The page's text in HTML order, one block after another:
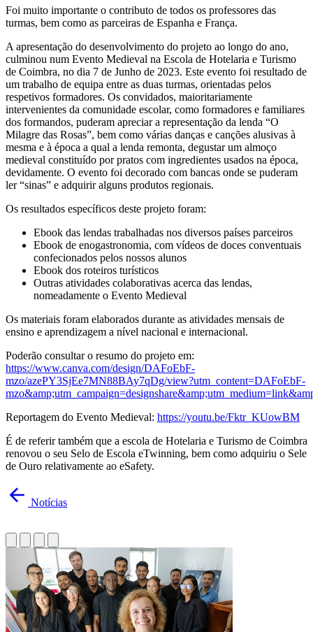
Foi muito importante o contributo de todos os professores das
turmas, bem como as parceiras de Espanha e França.
A apresentação do desenvolvimento do projeto ao longo do ano,
culminou num Evento Medieval na Escola de Hotelaria e Turismo
de Coimbra, no dia 7 de Junho de 2023. Este evento foi resultado de
um trabalho de equipa entre as duas turmas, orientadas pelos
respetivos formadores. Os convidados, maioritariamente
intervenientes da comunidade escolar, como formadores e familiares
dos formandos, puderam apreciar a representação da lenda “O
Milagre das Rosas”, bem como várias danças e canções alusivas à
mesma e à época a qual a lenda remonta, degustar um almoço
medieval constituído por pratos com ingredientes usados na época,
devidamente. O evento foi decorado com bancas onde se puderam
ler “sinas” e adquirir alguns produtos regionais.
Os resultados específicos deste projeto foram:
Ebook das lendas trabalhadas nos diversos países parceiros
Ebook de enogastronomia, com vídeos de doces conventuais
confecionados pelos nossos alunos
Ebook dos roteiros turísticos
Outras atividades colaborativas acerca das lendas,
nomeadamente o Evento Medieval
Os materiais foram elaborados durante as atividades mensais de
ensino e aprendizagem a nível nacional e internacional.
Poderão consultar o resumo do projeto em:
https://www.canva.com/design/DAFoEbF-
mzo/azePY3SjEe7MN88BAy7qDg/view?utm_content=DAFoEbF-
Reportagem do Evento Medieval: https://youtu.be/Fktr_KUowBM
É de referir também que a escola de Hotelaria e Turismo de Coimbra
renovou o seu Selo de Escola eTwinning, bem como adquiriu o Sele
de Ouro relativamente ao eSafety.
Notícias